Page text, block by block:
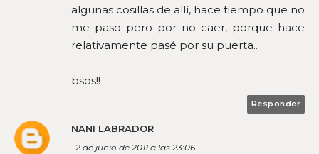
algunas cosillas de allí, hace tiempo que no
me paso pero por no caer, porque hace
relativamente pasé por su puerta..
bsos!!
Responder
NANI LABRADOR
2 de junio de 2011 a las 23:06